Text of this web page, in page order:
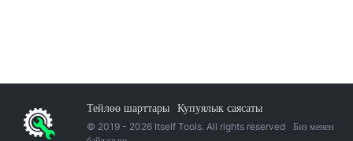
Тейлөө шарттары Купуялык саясаты
© 2019 - 2026 Itself Tools. All rights reserved
Биз менен